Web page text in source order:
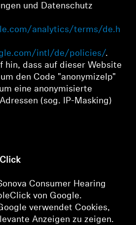
und Datenschutz
analytics/terms/de.h
intl/de/policies/.
hin, dass auf dieser Website
den Code "anonymizeIp"
eine anonymisierte
(sog. IP-Masking)
Consumer Hearing
von Google.
verwendet Cookies,
Anzeigen zu zeigen.